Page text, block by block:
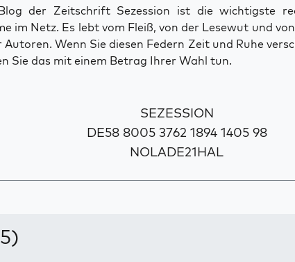
der Zeitschrift Sezession ist die wichtigste
im Netz. Es lebt vom Fleiß, von der Lesewut und
Autoren. Wenn Sie diesen Federn Zeit und Ruhe
Sie das mit einem Betrag Ihrer Wahl tun.
SEZESSION
DE58 8005 3762 1894 1405 98
NOLADE21HAL